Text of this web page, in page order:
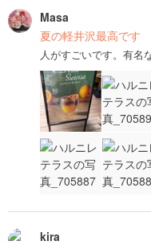
Masa
夏の軽井沢最高です
人がすごいです。有名
kira